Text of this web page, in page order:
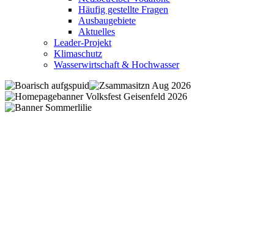
Häufig gestellte Fragen
Ausbaugebiete
Aktuelles
Leader-Projekt
Klimaschutz
Wasserwirtschaft & Hochwasser